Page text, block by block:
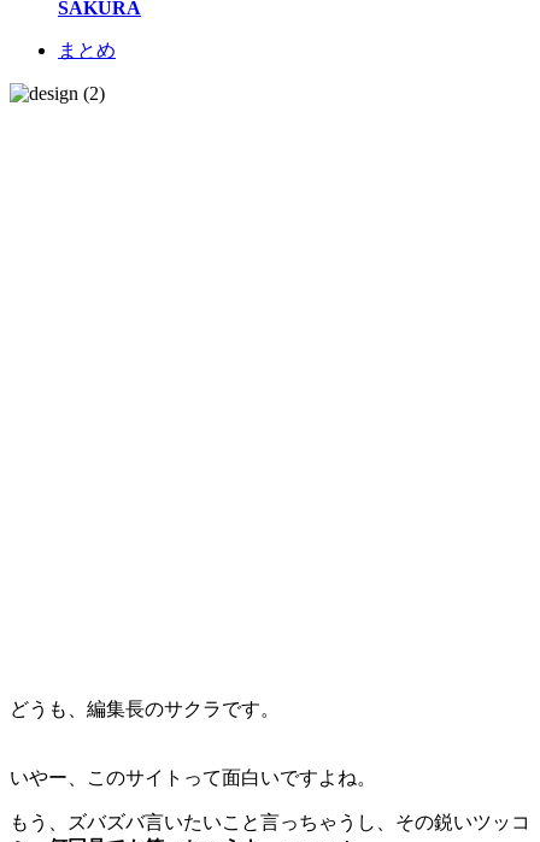
SAKURA
まとめ
どうも、編集長のサクラです。
いやー、このサイトって面白いですよね。
もう、ズバズバ言いたいこと言っちゃうし、その鋭いツッコ